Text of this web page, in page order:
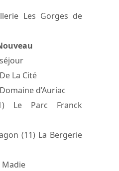
Les Gorges de
La Cité
d’Auriac
Le Parc Franck
(11) La Bergerie
Madie